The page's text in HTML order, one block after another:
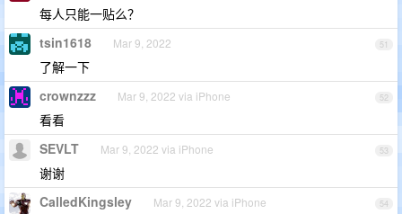
每人只能一贴么？
51
tsin1618 Mar 9, 2022
了解一下
52
crownzzz Mar 9, 2022 via iPhone
看看
53
SEVLT Mar 9, 2022 via iPhone
谢谢
54
CalledKingsley Mar 9, 2022 via iPhone